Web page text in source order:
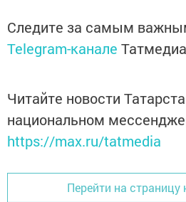
Следите за самым
Telegram-канале Татмедиа
Читайте новости
национальном
https://max.ru/tatmedia
Перейти на страницу